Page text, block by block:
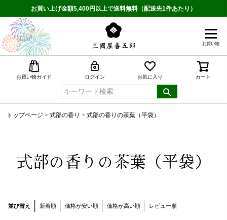
お買い上げ金額5,400円以上で送料無料（配送先1件あたり）
お買い物
お買い物ガイド ログイン お気に入り カート
トップページ 式部の香り 式部の香りの茶葉（平袋）
式部の香りの茶葉（平袋）
並び替え 新着順 価格が安い順 価格が高い順 レビュー順